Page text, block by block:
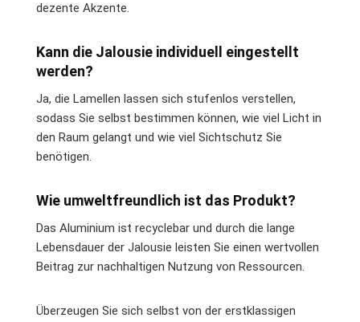
dezente Akzente.
Kann die Jalousie individuell eingestellt
werden?
Ja, die Lamellen lassen sich stufenlos verstellen,
sodass Sie selbst bestimmen können, wie viel Licht in
den Raum gelangt und wie viel Sichtschutz Sie
benötigen.
Wie umweltfreundlich ist das Produkt?
Das Aluminium ist recyclebar und durch die lange
Lebensdauer der Jalousie leisten Sie einen wertvollen
Beitrag zur nachhaltigen Nutzung von Ressourcen.
Überzeugen Sie sich selbst von der erstklassigen